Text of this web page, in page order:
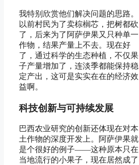
我特别欣赏他们解决问题的思路。
以前村民为了卖棕榈芯，把树都砍
了，后来为了阿萨伊果又只种单一
作物，结果产量上不去。现在好
了，通过科学的生态种植，不仅果
子产量增加了，连淡季都能保持稳
定产出，这可是实实在在的经济效
益啊。
科技创新与可持续发展
巴西农业研究的创新还体现在对本
土作物的深度开发上。阿萨伊果就
是个很好的例子——这种原本只在
当地流行的小果子，现在居然成了